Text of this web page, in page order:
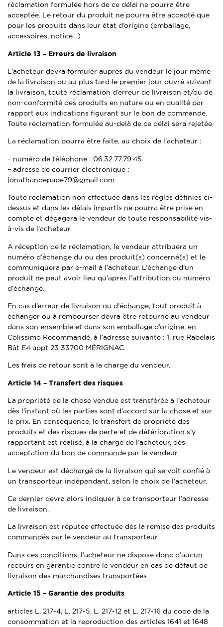
réclamation formulée hors de ce délai ne pourra être
acceptée. Le retour du produit ne pourra être accepté que
pour les produits dans leur état d’origine (emballage,
accessoires, notice…).
Article 13 – Erreurs de livraison
L’acheteur devra formuler auprès du vendeur le jour même
de la livraison ou au plus tard le premier jour ouvré suivant
la livraison, toute réclamation d’erreur de livraison et/ou de
non-conformité des produits en nature ou en qualité par
rapport aux indications figurant sur le bon de commande.
Toute réclamation formulée au-delà de ce délai sera rejetée.
La réclamation pourra être faite, au choix de l’acheteur :
– numéro de téléphone : 06.32.77.79.45
– adresse de courrier électronique :
jonathandepape79@gmail.com
Toute réclamation non effectuée dans les règles définies ci-
dessus et dans les délais impartis ne pourra être prise en
compte et dégagera le vendeur de toute responsabilité vis-
à-vis de l’acheteur.
A réception de la réclamation, le vendeur attribuera un
numéro d’échange du ou des produit(s) concerné(s) et le
communiquera par e-mail à l’acheteur. L’échange d’un
produit ne peut avoir lieu qu’après l’attribution du numéro
d’échange.
En cas d’erreur de livraison ou d’échange, tout produit à
échanger ou à rembourser devra être retourné au vendeur
dans son ensemble et dans son emballage d’origine, en
Colissimo Recommandé, à l’adresse suivante : 1, rue Rabelais
Bât E4 appt 23 33700 MÉRIGNAC.
Les frais de retour sont à la charge du vendeur.
Article 14 – Transfert des risques
La propriété de la chose vendue est transférée à l’acheteur
dès l’instant où les parties sont d’accord sur la chose et sur
le prix. En conséquence, le transfert de propriété des
produits et des risques de perte et de détérioration s’y
rapportant est réalisé, à la charge de l’acheteur, dès
acceptation du bon de commande par le vendeur.
Le vendeur est déchargé de la livraison qui se voit confié à
un transporteur indépendant, selon le choix de l’acheteur.
Ce dernier devra alors indiquer à ce transporteur l’adresse
de livraison.
La livraison est réputée effectuée dès la remise des produits
commandés par le vendeur au transporteur.
Dans ces conditions, l’acheteur ne dispose donc d’aucun
recours en garantie contre le vendeur en cas de défaut de
livraison des marchandises transportées.
Article 15 – Garantie des produits
articles L. 217-4, L. 217-5, L. 217-12 et L. 217-16 du code de la
consommation et la reproduction des articles 1641 et 1648